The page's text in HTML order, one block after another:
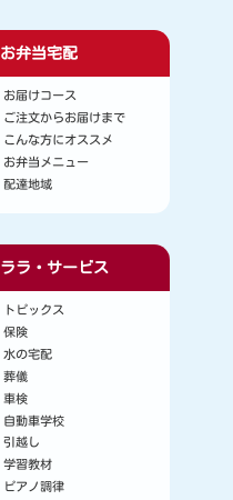
お弁当宅配
お届けコース
ご注文からお届けまで
こんな方にオススメ
お弁当メニュー
配達地域
ララ・サービス
トピックス
保険
水の宅配
葬儀
車検
自動車学校
引越し
学習教材
ピアノ調律